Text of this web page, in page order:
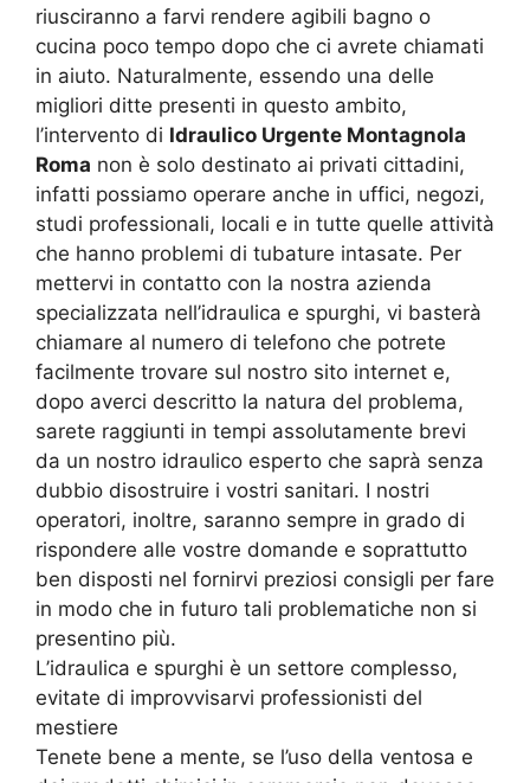
riusciranno a farvi rendere agibili bagno o
cucina poco tempo dopo che ci avrete chiamati
in aiuto. Naturalmente, essendo una delle
migliori ditte presenti in questo ambito,
l’intervento di Idraulico Urgente Montagnola
Roma non è solo destinato ai privati cittadini,
infatti possiamo operare anche in uffici, negozi,
studi professionali, locali e in tutte quelle attività
che hanno problemi di tubature intasate. Per
mettervi in contatto con la nostra azienda
specializzata nell’idraulica e spurghi, vi basterà
chiamare al numero di telefono che potrete
facilmente trovare sul nostro sito internet e,
dopo averci descritto la natura del problema,
sarete raggiunti in tempi assolutamente brevi
da un nostro idraulico esperto che saprà senza
dubbio disostruire i vostri sanitari. I nostri
operatori, inoltre, saranno sempre in grado di
rispondere alle vostre domande e soprattutto
ben disposti nel fornirvi preziosi consigli per fare
in modo che in futuro tali problematiche non si
presentino più.
L’idraulica e spurghi è un settore complesso,
evitate di improvvisarvi professionisti del
mestiere
Tenete bene a mente, se l’uso della ventosa e